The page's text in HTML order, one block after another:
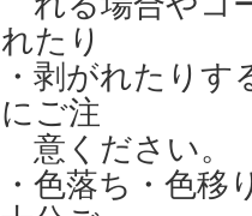
れたり
・剥がれたり
にご注
意ください。
・色落ち・色